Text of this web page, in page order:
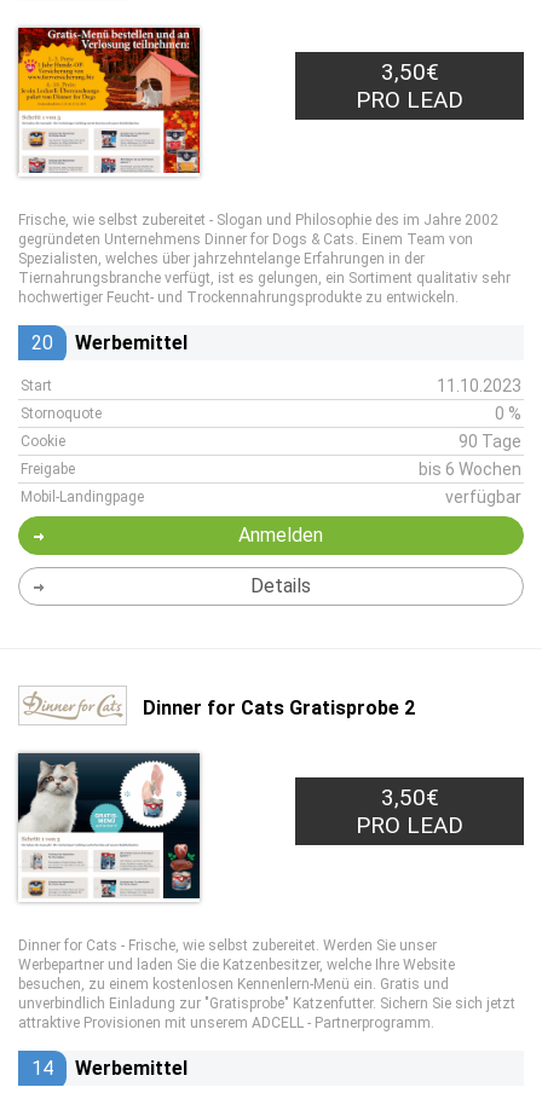
3,50€
PRO LEAD
Frische, wie selbst zubereitet - Slogan und Philosophie des im Jahre 2002
gegründeten Unternehmens Dinner for Dogs & Cats. Einem Team von
Spezialisten, welches über jahrzehntelange Erfahrungen in der
Tiernahrungsbranche verfügt, ist es gelungen, ein Sortiment qualitativ sehr
hochwertiger Feucht- und Trockennahrungsprodukte zu entwickeln.
20 Werbemittel
Start 11.10.2023
Stornoquote 0 %
Cookie 90 Tage
Freigabe bis 6 Wochen
Mobil-Landingpage verfügbar
Anmelden
Details
Dinner for Cats Gratisprobe 2
3,50€
PRO LEAD
Dinner for Cats - Frische, wie selbst zubereitet. Werden Sie unser
Werbepartner und laden Sie die Katzenbesitzer, welche Ihre Website
besuchen, zu einem kostenlosen Kennenlern-Menü ein. Gratis und
unverbindlich Einladung zur "Gratisprobe" Katzenfutter. Sichern Sie sich jetzt
attraktive Provisionen mit unserem ADCELL - Partnerprogramm.
14 Werbemittel